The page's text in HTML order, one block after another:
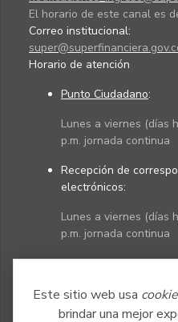
Este sitio web usa
brindar una mejor
El horario de este canal es
Correo institucional:
Horario de atención
Punto Ciudadano:
Lunes a viernes (días
p.m. jornada continua
Recepción de
electrónicos:
Lunes a viernes (días
p.m. jornada continua